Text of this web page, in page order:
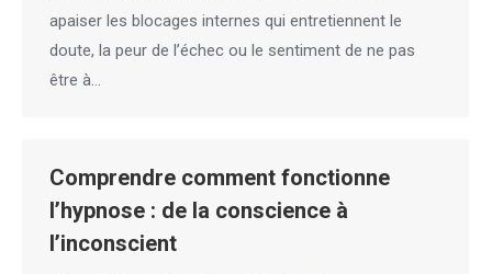
apaiser les blocages internes qui entretiennent le
doute, la peur de l’échec ou le sentiment de ne pas
être à…
Comprendre comment fonctionne
l’hypnose : de la conscience à
l’inconscient